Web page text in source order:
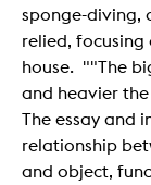
sponge-diving,
relied, focusing
house. ""The
and heavier
The essay and
relationship
and object,